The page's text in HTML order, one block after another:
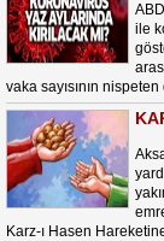
ile
vaka sayısının
Karz-ı Hasen